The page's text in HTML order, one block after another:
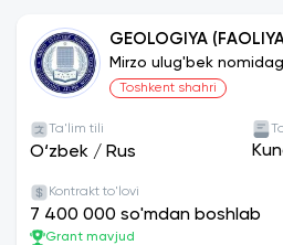
GEOLOGIYA
Mirzo ulug'bek
universiteti
Toshkent shahri
Ta'lim tili
O‘zbek / Rus
Kontrakt to'lovi
7 400 000 so'mdan boshlab
Grant mavjud